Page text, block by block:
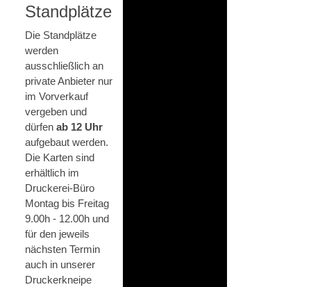
Standplätze
Die Standplätze
werden
ausschließlich an
private Anbieter nur
im Vorverkauf
vergeben und
dürfen ab 12 Uhr
aufgebaut werden.
Die Karten sind
erhältlich im
Druckerei-Büro
Montag bis Freitag
9.00h - 12.00h und
für den jeweils
nächsten Termin
auch in unserer
Druckerkneipe